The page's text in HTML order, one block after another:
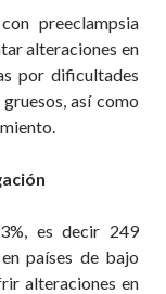
preeclampsia
alteraciones en
por dificultades
así como
es decir 249
países de bajo
alteraciones en